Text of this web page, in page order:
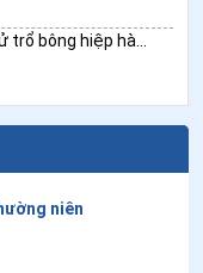
Tắc Sậy mùa Ân sủng: Giọt máu Mục tử trổ bông hiệp hành
niên